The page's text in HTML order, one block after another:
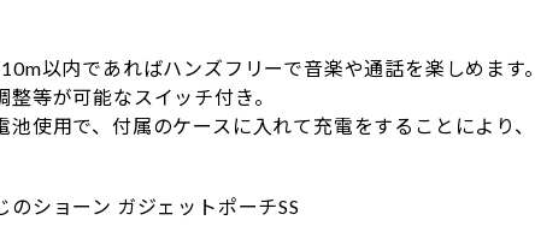
以内であればハンズフリーで音楽や通話を楽しめます。
等が可能なスイッチ付き。
使用で、付属のケースに入れて充電をすることにより、
ョーン ガジェットポーチSS